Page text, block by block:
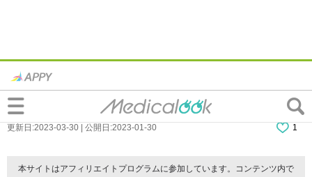
【連載】『入社1ヶ月でうつ病になった話』
第10話
更新日:2023-03-30 | 公開日:2023-01-30 1
本サイトはアフィリエイトプログラムに参加しています。コンテンツ内で